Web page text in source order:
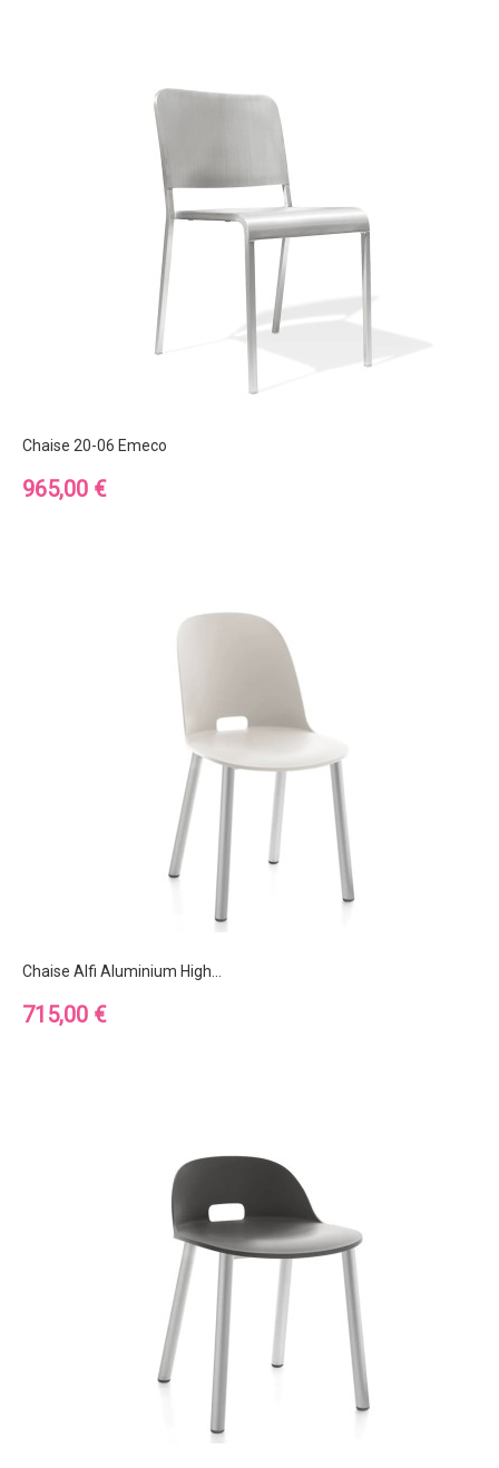
Chaise 20-06 Emeco
Prix
965,00 €
Chaise Alfi Aluminium High...
Prix
715,00 €